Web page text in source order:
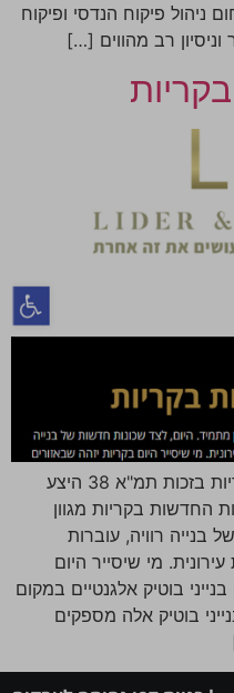
ניהול פיקוח הנדסי ופיקוח
רב מהווים […]
הקודם הבא פרויקטים חדשים בקריות בזכות תמ"א 38 היצע
החדשות בקריות מגוון
בנייה רוויה, עוברות
מי שיסייר היום
בוטיק אלגנטיים במקום
בוטיק אלה מספקים